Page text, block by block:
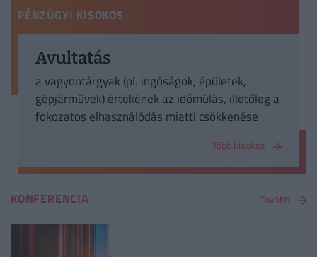
PÉNZÜGYI KISOKOS
Avultatás
a vagyontárgyak (pl. ingóságok, épületek,
gépjárművek) értékének az időmúlás, illetőleg a
fokozatos elhasználódás miatti csökkenése
Több kisokos
KONFERENCIA Tovább